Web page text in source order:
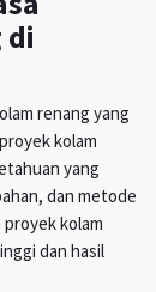
di
renang yang
kolam
yang
dan metode
kolam
dan hasil